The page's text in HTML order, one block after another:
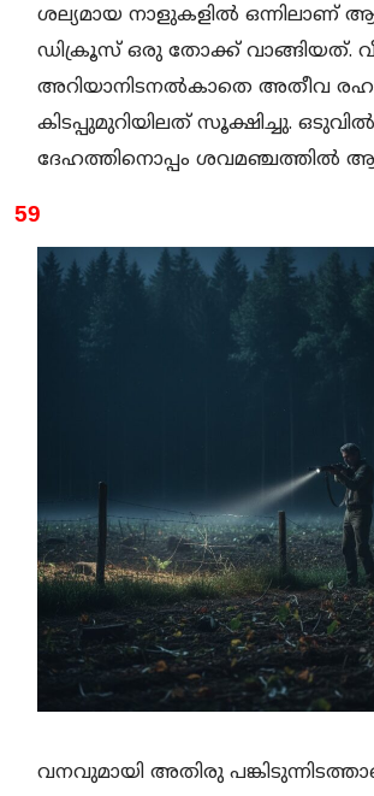
ശല്യമായ നാളുകളിൽ ഒന്നിലാണ്
ഡിക്രൂസ് ഒരു തോക്ക് വാങ്ങിയത്.
അറിയാനിടനൽകാതെ അതീവ
കിടപ്പുമുറിയിലത് സൂക്ഷിച്ചു.
ദേഹത്തിനൊപ്പം ശവമഞ്ചത്തിൽ
59
വനവുമായി അതിരു